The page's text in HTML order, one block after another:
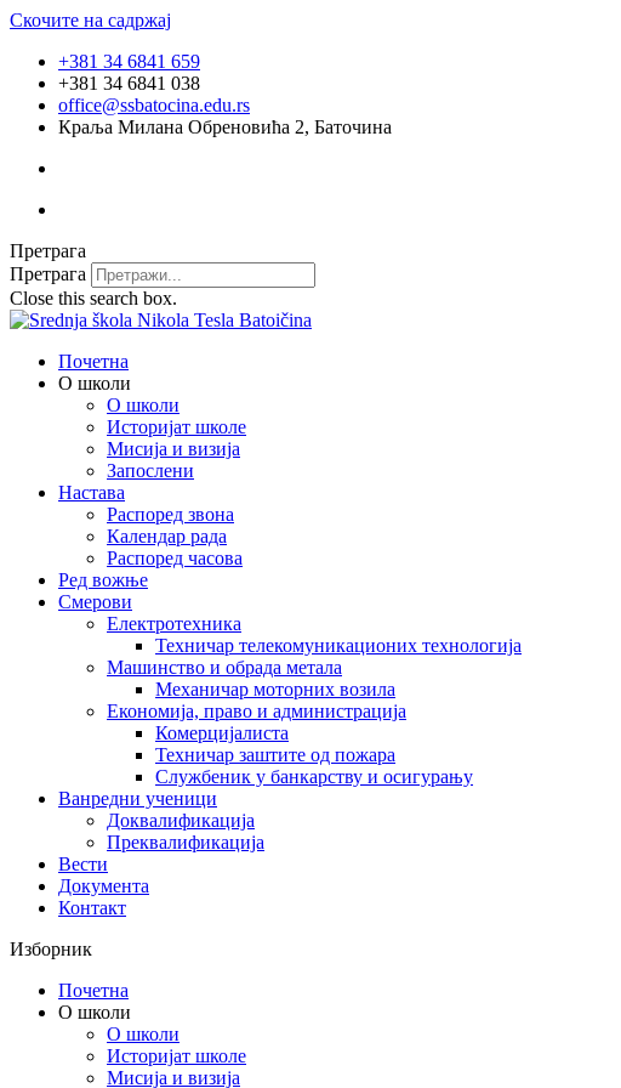
Скочите на садржај
+381 34 6841 659
+381 34 6841 038
office@ssbatocina.edu.rs
Краља Милана Обреновића 2, Баточина
Претрага
Претрага
Close this search box.
Почетна
О школи
О школи
Историјат школе
Мисија и визија
Запослени
Настава
Распоред звона
Календар рада
Распоред часова
Ред вожње
Смерови
Електротехника
Техничар телекомуникационих технологија
Машинство и обрада метала
Механичар моторних возила
Економија, право и администрација
Комерцијалиста
Техничар заштите од пожара
Службеник у банкарству и осигурању
Ванредни ученици
Доквалификација
Преквалификација
Вести
Документа
Контакт
Изборник
Почетна
О школи
О школи
Историјат школе
Мисија и визија